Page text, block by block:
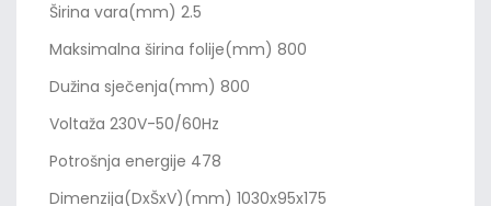
Širina vara(mm) 2.5
Maksimalna širina folije(mm) 800
Dužina sječenja(mm) 800
Voltaža 230V-50/60Hz
Potrošnja energije 478
Dimenzija(DxŠxV)(mm) 1030x95x175